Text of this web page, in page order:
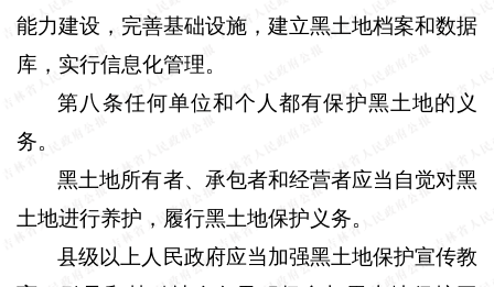
能力建设，完善基础设施，建立黑土地档案和数据
库，实行信息化管理。
第八条任何单位和个人都有保护黑土地的义
务。
黑土地所有者、承包者和经营者应当自觉对黑
土地进行养护，履行黑土地保护义务。
县级以上人民政府应当加强黑土地保护宣传教